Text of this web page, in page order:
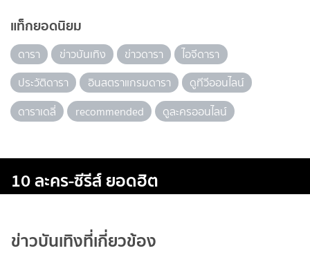
แท็กยอดนิยม
ดารา ข่าวบันเทิง ข่าวดารา
ไอจีดารา
ประวัติดารา
อินสตราแกรมดารา
ดูทีวีออนไลน์
ดาราเดลี่
recommended ดูละครออนไลน์
10 ละคร-ซีรีส์ ยอดฮิต
ข่าวบันเทิงที่เกี่ยวข้อง